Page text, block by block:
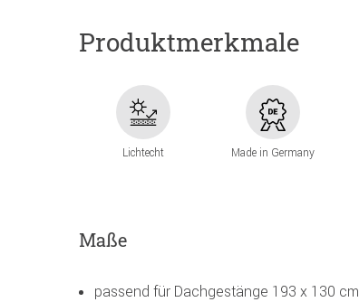
Produktmerkmale
Lichtecht Made in Germany
Maße
passend für Dachgestänge 193 x 130 cm